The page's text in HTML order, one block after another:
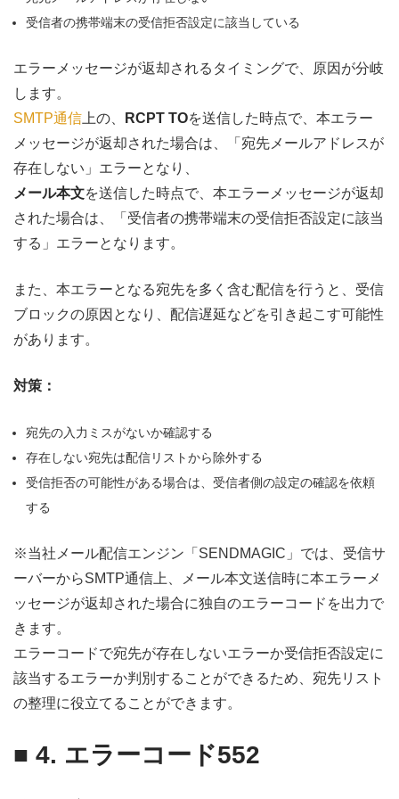
受信者の携帯端末の受信拒否設定に該当している
エラーメッセージが返却されるタイミングで、原因が分岐
します。
SMTP通信 上の、 RCPT TOを送信した時点で、本エラー
メッセージが返却された場合は、
「宛先メールアドレスが
存在しない」エラーとなり、
メール本文を送信した時点で、本エラーメッセージが返却
された場合は、
「受信者の携帯端末の受信拒否設定に該当
する」エラーとなります。
また、本エラーとなる宛先を多く含む配信を行うと、受信
ブロックの原因となり、配信遅延などを引き起こす可能性
があります。
対策：
宛先の入力ミスがないか確認する
存在しない宛先は配信リストから除外する
受信拒否の可能性がある場合は、受信者側の設定の確認を依頼
する
※当社メール配信エンジン「SENDMAGIC」では 、受信サ
ーバーからSMTP通信上、メール本文送信時に本エラーメ
ッセージが返却された場合に独自のエラーコードを出力で
きます。
エラーコードで宛先が存在しないエラーか受信拒否設定に
該当するエラーか判別することができるため、宛先リスト
の整理に役立てることができます。
■ 4. エラーコード552